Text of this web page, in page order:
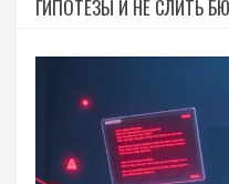
ГИПОТЕЗЫ И НЕ СЛИТЬ